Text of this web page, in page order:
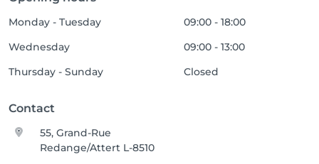
Monday - Tuesday
09:00 - 18:00
Wednesday
09:00 - 13:00
Thursday - Sunday
Closed
Contact
55, Grand-Rue
Redange/Attert L-8510